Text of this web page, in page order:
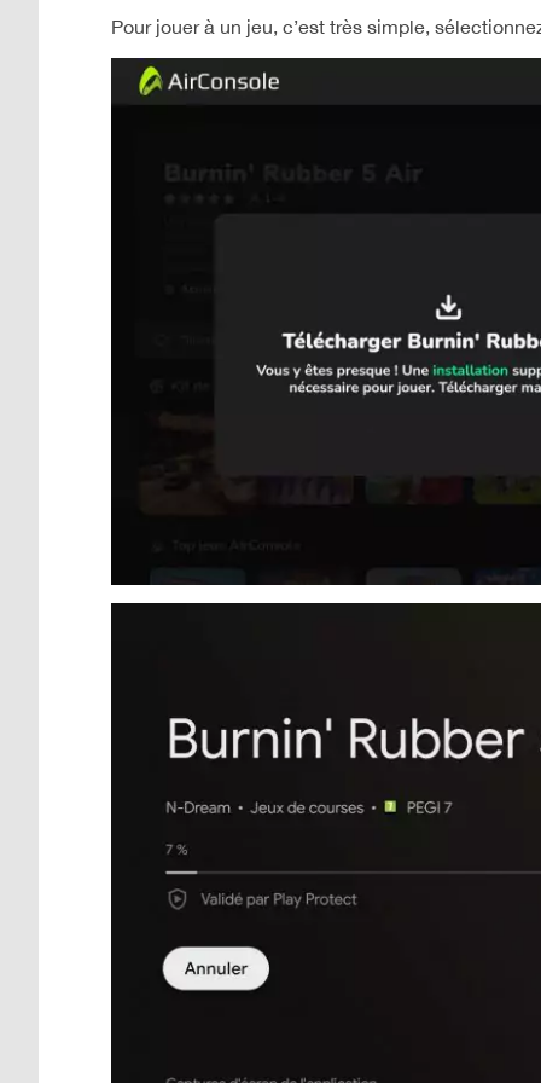
Pour jouer à un jeu, c’est très simple,